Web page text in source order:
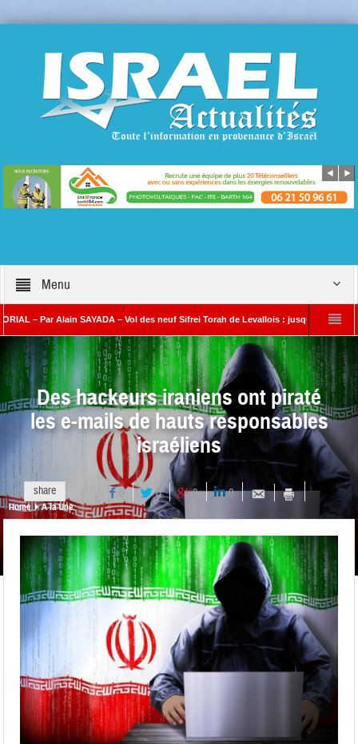
Menu
Par Alain SAYADA – Vol des neuf Sifrei Torah de Levallois : jusqu’à quand le
Benjamin Netanyahou à l’Iran : « Si vous nous attaquez, notre riposte
Des hackeurs iraniens ont piraté
les e-mails de hauts responsables
israéliens
share 0 0 0 0
Home A la Une